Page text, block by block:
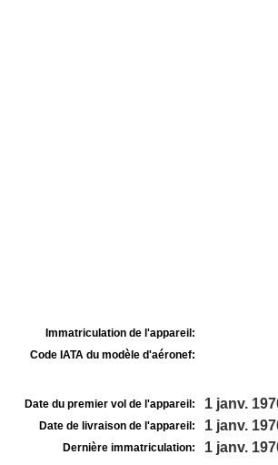
Immatriculation de l'appareil:
Code IATA du modèle d'aéronef:
Date du premier vol de l'appareil: 1 janv.
Date de livraison de l'appareil: 1 janv.
Dernière immatriculation: 1 janv.